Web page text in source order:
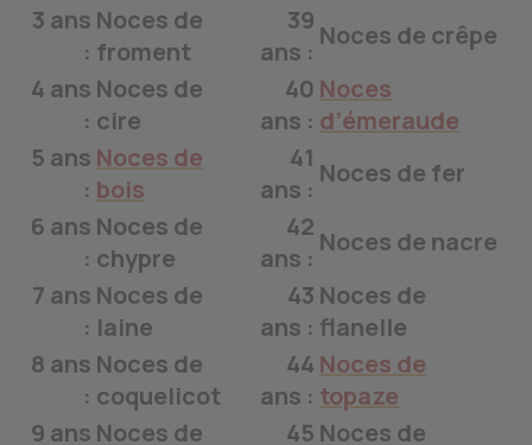
3 ans
:
Noces de
froment
39
ans :
Noces de crêpe
4 ans
:
Noces de
cire
40
ans :
Noces
d’émeraude
5 ans
:
Noces de
bois
41
ans :
Noces de fer
6 ans
:
Noces de
chypre
42
ans :
Noces de nacre
7 ans
:
Noces de
laine
43
ans :
Noces de
flanelle
8 ans
:
Noces de
coquelicot
44
ans :
Noces de
topaze
9 ans Noces de
45 Noces de